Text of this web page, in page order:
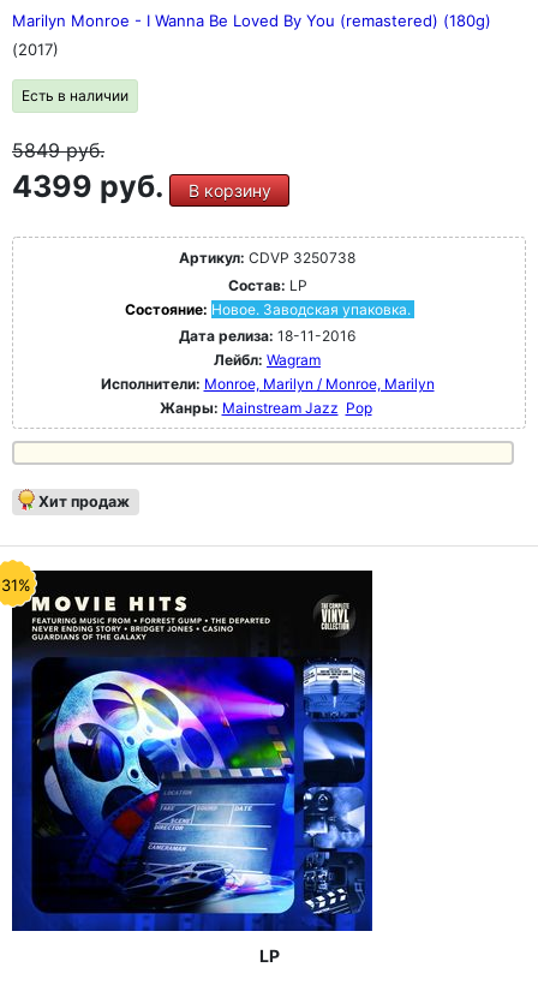
Marilyn Monroe - I Wanna Be Loved By You (remastered) (180g)
(2017)
Есть в наличии
5849руб.
4399 руб. В корзину
Артикул: CDVP 3250738
Состав: LP
Состояние: Новое. Заводская упаковка.
Дата релиза: 18-11-2016
Лейбл: Wagram
Исполнители: Monroe, Marilyn / Monroe, Marilyn
Жанры: Mainstream Jazz Pop
Хит продаж
LP